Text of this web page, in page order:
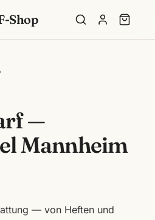
Shop
—
Mannheim
— von Heften und